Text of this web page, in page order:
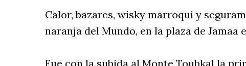
Calor, bazares, wisky marroquí y
naranja del Mundo, en la plaza de Jamaa
Fue con la subida al Monte Toubkal la